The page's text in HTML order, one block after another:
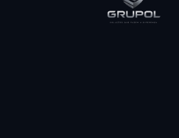
duas funções